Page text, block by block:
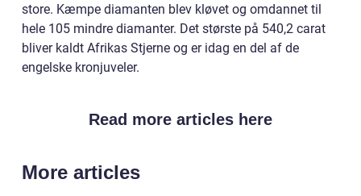
store. Kæmpe diamanten blev kløvet og omdannet til
hele 105 mindre diamanter. Det største på 540,2 carat
bliver kaldt Afrikas Stjerne og er idag en del af de
engelske kronjuveler.
Read more articles here
More articles